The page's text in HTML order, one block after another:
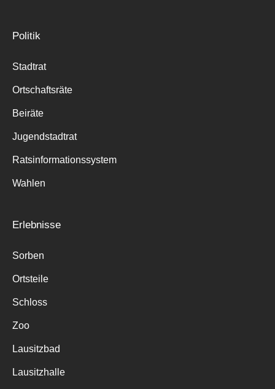
Politik
Stadtrat
Ortschaftsräte
Beiräte
Jugendstadtrat
Ratsinformationssystem
Wahlen
Erlebnisse
Sorben
Ortsteile
Schloss
Zoo
Lausitzbad
Lausitzhalle